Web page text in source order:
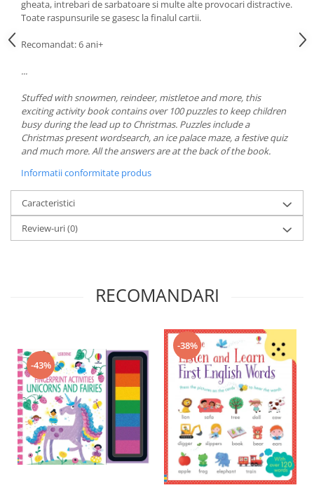
gheata, intrebari de sarbatoare si multe alte provocari distractive.
Toate raspunsurile se gasesc la finalul cartii.
Recomandat: 6 ani+
...
Stuffed with snowmen, reindeer, mistletoe and more, this
exciting activity book contains over 100 puzzles to keep children
busy during the lead up to Christmas. Puzzles include a
Christmas present wordsearch, an ice palace maze, a festive quiz
and much more. All the answers are at the back of the book.
Informatii conformitate produs
Caracteristici
Review-uri(0)
RECOMANDARI
-43%
-38%